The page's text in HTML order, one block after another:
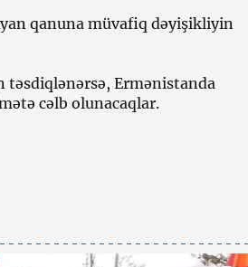
qanuna müvafiq dəyişikliyin
Ermənistanda
cəlb olunacaqlar.